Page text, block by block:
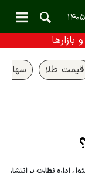
قیمت طلا سهام